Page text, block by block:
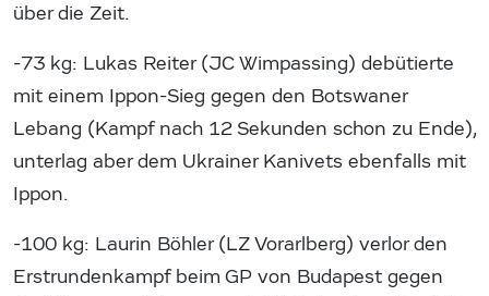
über die Zeit.
-73 kg: Lukas Reiter (JC Wimpassing) debütierte
mit einem Ippon-Sieg gegen den Botswaner
Lebang (Kampf nach 12 Sekunden schon zu Ende),
unterlag aber dem Ukrainer Kanivets ebenfalls mit
Ippon.
-100 kg: Laurin Böhler (LZ Vorarlberg) verlor den
Erstrundenkampf beim GP von Budapest gegen